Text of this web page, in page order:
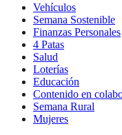
Vehículos
Semana Sostenible
Finanzas Personales
4 Patas
Salud
Loterías
Educación
Contenido en
Semana Rural
Mujeres